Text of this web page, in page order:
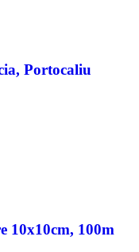
Portocaliu
10x10cm, 100m